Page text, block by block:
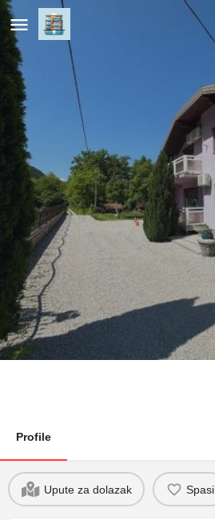
EMRAH RIVER UNA
Profile
Upute za dolazak Spasi